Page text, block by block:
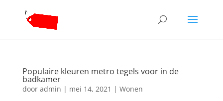
Populaire kleuren metro tegels voor in de
badkamer
door admin | mei 14, 2021 | Wonen